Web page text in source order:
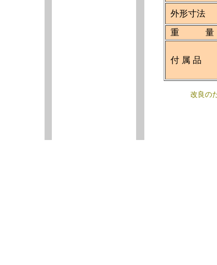
外形寸法
重 量
付 属 品
改良の